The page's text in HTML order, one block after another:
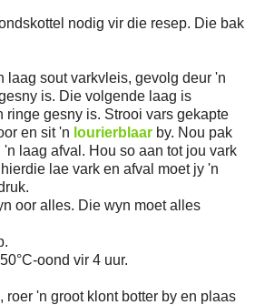
nodig vir die resep. Die bak
laag sout varkvleis, gevolg deur 'n
is. Die volgende laag is
ringe gesny is. Strooi vars gekapte
en sit 'n lourierblaar by. Nou pak
laag afval. Hou so aan tot jou vark
lae vark en afval moet jy 'n
oor alles. Die wyn moet alles
oond vir 4 uur.
roer 'n groot klont botter by en plaas